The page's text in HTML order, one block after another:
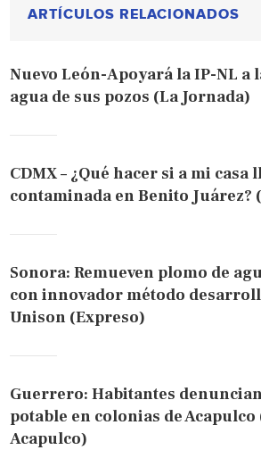
ARTÍCULOS RELACIONADOS
Nuevo León-Apoyará la IP-NL a
agua de sus pozos (La Jornada)
CDMX – ¿Qué hacer si a mi casa
contaminada en Benito
Sonora: Remueven plomo de
con innovador método
Unison (Expreso)
Guerrero: Habitantes
potable en colonias de Acapulco
Acapulco)